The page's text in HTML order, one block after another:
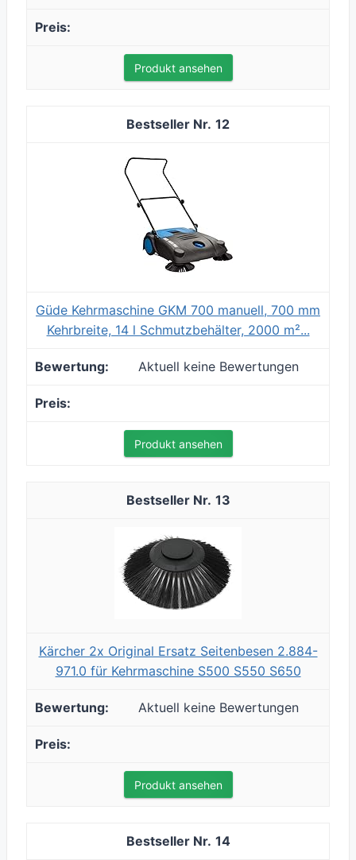
Produkt ansehen
12
Güde Kehrmaschine GKM 700 manuell, 700 mm
Kehrbreite, 14 l Schmutzbehälter, 2000 m²...
Aktuell keine Bewertungen
Produkt ansehen
13
Kärcher 2x Original Ersatz Seitenbesen 2.884-
971.0 für Kehrmaschine S500 S550 S650
Aktuell keine Bewertungen
Produkt ansehen
14